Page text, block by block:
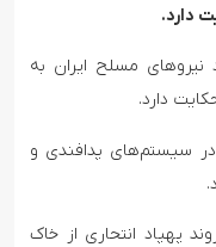
دارد.
نیروهای مسلح ایران به
دارد.
در سیستم‌های پدافندی و
پهپاد انتحاری از خاک